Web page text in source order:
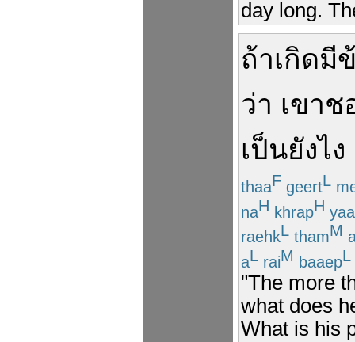
day long.
ถ้าเกิดมี
ว่า เขาช
เป็นยังไง
thaaF geertL
naH khrapH
raehkL thamM
aL raiM baaepL
"The more
what does
What is his